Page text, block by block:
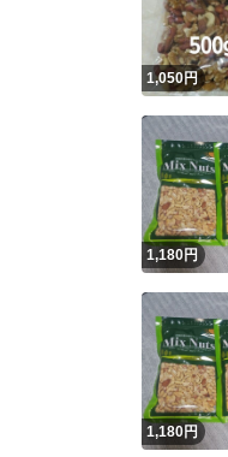
1,050円
1,180円
1,180円